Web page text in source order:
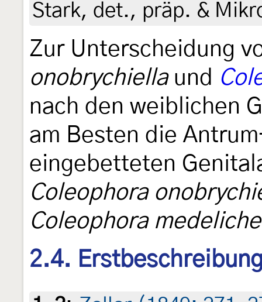
Stark, det., präp. &
Zur Unterscheidung
onobrychiellaund
nach den weiblichen
am Besten die
eingebetteten
Coleophora
Coleophora
2.4.